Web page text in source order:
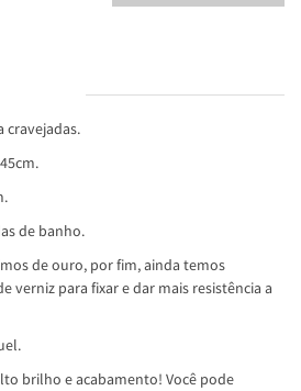
cravejadas.
de banho.
de ouro, por fim, ainda temos
verniz para fixar e dar mais resistência a
brilho e acabamento! Você pode